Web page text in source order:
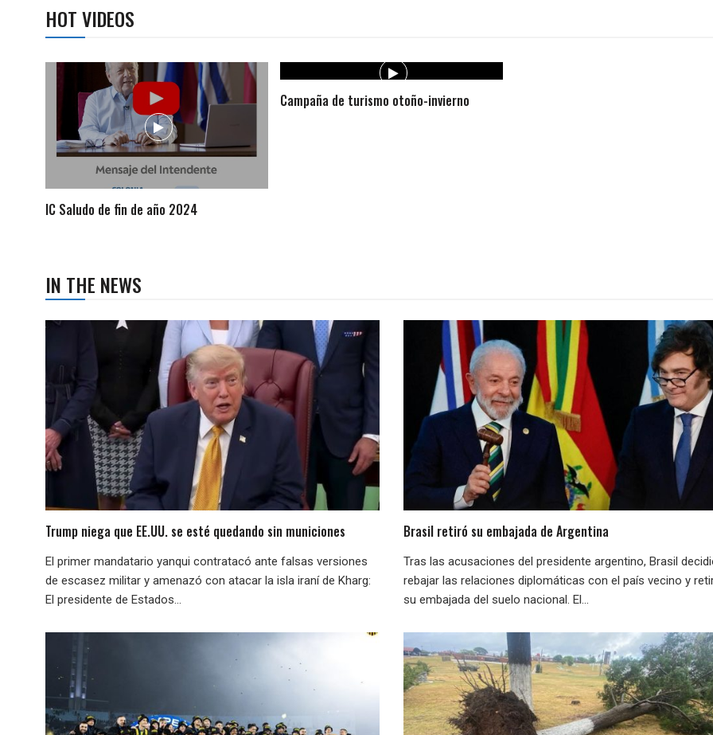
HOT VIDEOS
IC Saludo de fin de año 2024
Campaña de turismo otoño-invierno
IN THE NEWS
Trump niega que EE.UU. se esté quedando sin municiones
El primer mandatario yanqui contratacó ante falsas versiones
de escasez militar y amenazó con atacar la isla iraní de Kharg:
El presidente de Estados...
Brasil retiró su embajada de Argentina
Tras las acusaciones del presidente argentino, Brasil
rebajar las relaciones diplomáticas con el país vecino y
su embajada del suelo nacional. El...